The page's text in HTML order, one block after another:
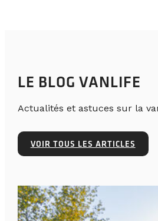
LE BLOG VANLIFE
Actualités et astuces sur la
VOIR TOUS LES ARTICLES